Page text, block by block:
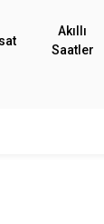
Akıllı
Saatler